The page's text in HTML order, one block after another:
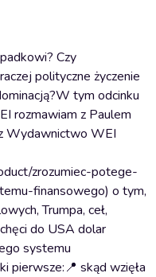
Czy
polityczne życzenie
tym odcinku
rozmawiam z Paulem
Wydawnictwo WEI
zrozumiec-potege-
finansowego) o tym,
Trumpa, ceł,
do USA dolar
systemu
pierwsze:📍 skąd wzięła